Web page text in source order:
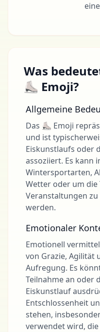
Was
⛸ Emoji?
Allgemeine
Das ⛸ Emoji
und ist
Eiskunstlaufs oder
assoziiert. Es kann
Wintersportarten,
Wetter oder um die
Veranstaltungen
werden.
Emotionaler
Emotionell
von Grazie, Agilität
Aufregung. Es
Teilnahme an oder
Eiskunstlauf
Entschlossenheit
stehen,
verwendet wird,